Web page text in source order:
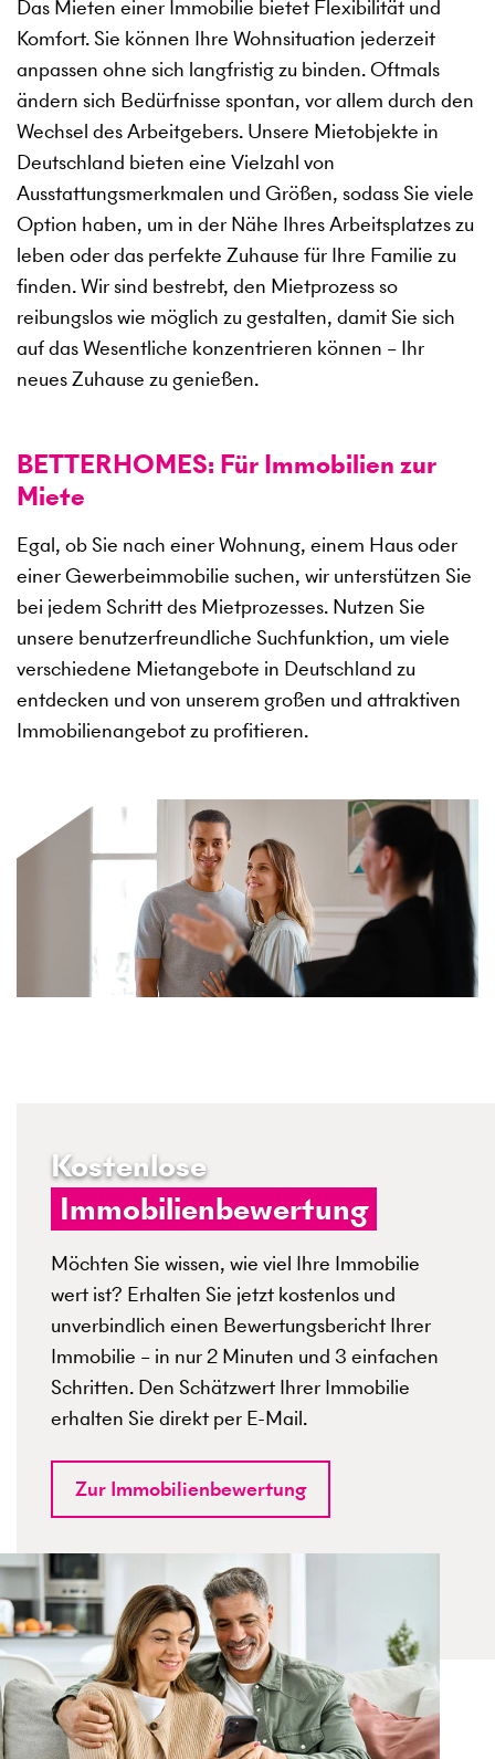
Das Mieten einer Immobilie bietet Flexibilität und
Komfort. Sie können Ihre Wohnsituation jederzeit
anpassen ohne sich langfristig zu binden. Oftmals
ändern sich Bedürfnisse spontan, vor allem durch den
Wechsel des Arbeitgebers. Unsere Mietobjekte in
Deutschland bieten eine Vielzahl von
Ausstattungsmerkmalen und Größen, sodass Sie viele
Option haben, um in der Nähe Ihres Arbeitsplatzes zu
leben oder das perfekte Zuhause für Ihre Familie zu
finden. Wir sind bestrebt, den Mietprozess so
reibungslos wie möglich zu gestalten, damit Sie sich
auf das Wesentliche konzentrieren können – Ihr
neues Zuhause zu genießen.
BETTERHOMES: Für Immobilien zur
Miete
Egal, ob Sie nach einer Wohnung, einem Haus oder
einer Gewerbeimmobilie suchen, wir unterstützen Sie
bei jedem Schritt des Mietprozesses. Nutzen Sie
unsere benutzerfreundliche Suchfunktion, um viele
verschiedene Mietangebote in Deutschland zu
entdecken und von unserem großen und attraktiven
Immobilienangebot zu profitieren.
Kostenlose
Immobilienbewertung
Möchten Sie wissen, wie viel Ihre Immobilie
wert ist? Erhalten Sie jetzt kostenlos und
unverbindlich einen Bewertungsbericht Ihrer
Immobilie – in nur 2 Minuten und 3 einfachen
Schritten. Den Schätzwert Ihrer Immobilie
erhalten Sie direkt per E-Mail.
Zur Immobilienbewertung